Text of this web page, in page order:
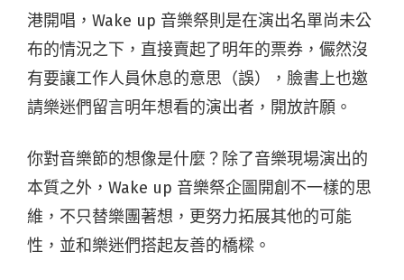
港開唱，Wake up 音樂祭則是在演出名單尚未公
布的情況之下，直接賣起了明年的票券，儼然沒
有要讓工作人員休息的意思（誤），臉書上也邀
請樂迷們留言明年想看的演出者，開放許願。
你對音樂節的想像是什麼？除了音樂現場演出的
本質之外，Wake up 音樂祭企圖開創不一樣的思
維，不只替樂團著想，更努力拓展其他的可能
性，並和樂迷們搭起友善的橋樑。